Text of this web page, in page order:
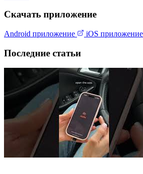
Скачать приложение
Android приложение iOS приложение
Последние статьи